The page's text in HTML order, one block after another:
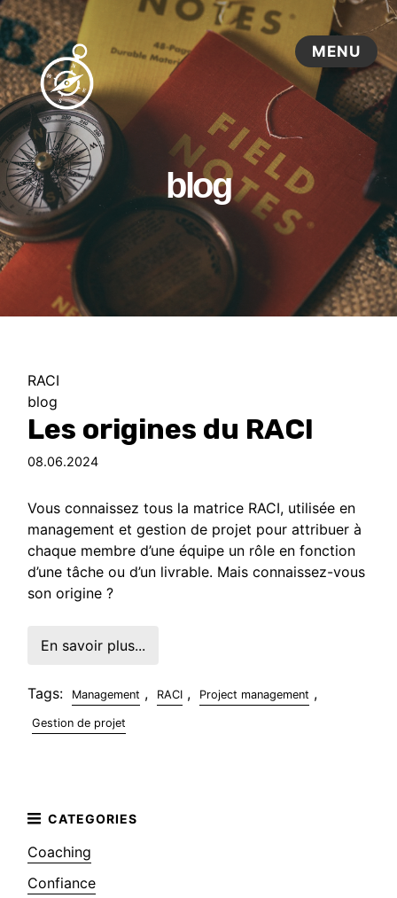
blog
RACI
blog
Les origines du RACI
08.06.2024
Vous connaissez tous la matrice RACI, utilisée en
management et gestion de projet pour attribuer à
chaque membre d’une équipe un rôle en fonction
d’une tâche ou d’un livrable. Mais connaissez-vous
son origine ?
En savoir plus...
Tags: Management , RACI , Project management ,
Gestion de projet
Coaching
Confiance